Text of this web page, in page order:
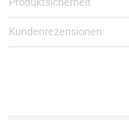
Kundenrezensionen